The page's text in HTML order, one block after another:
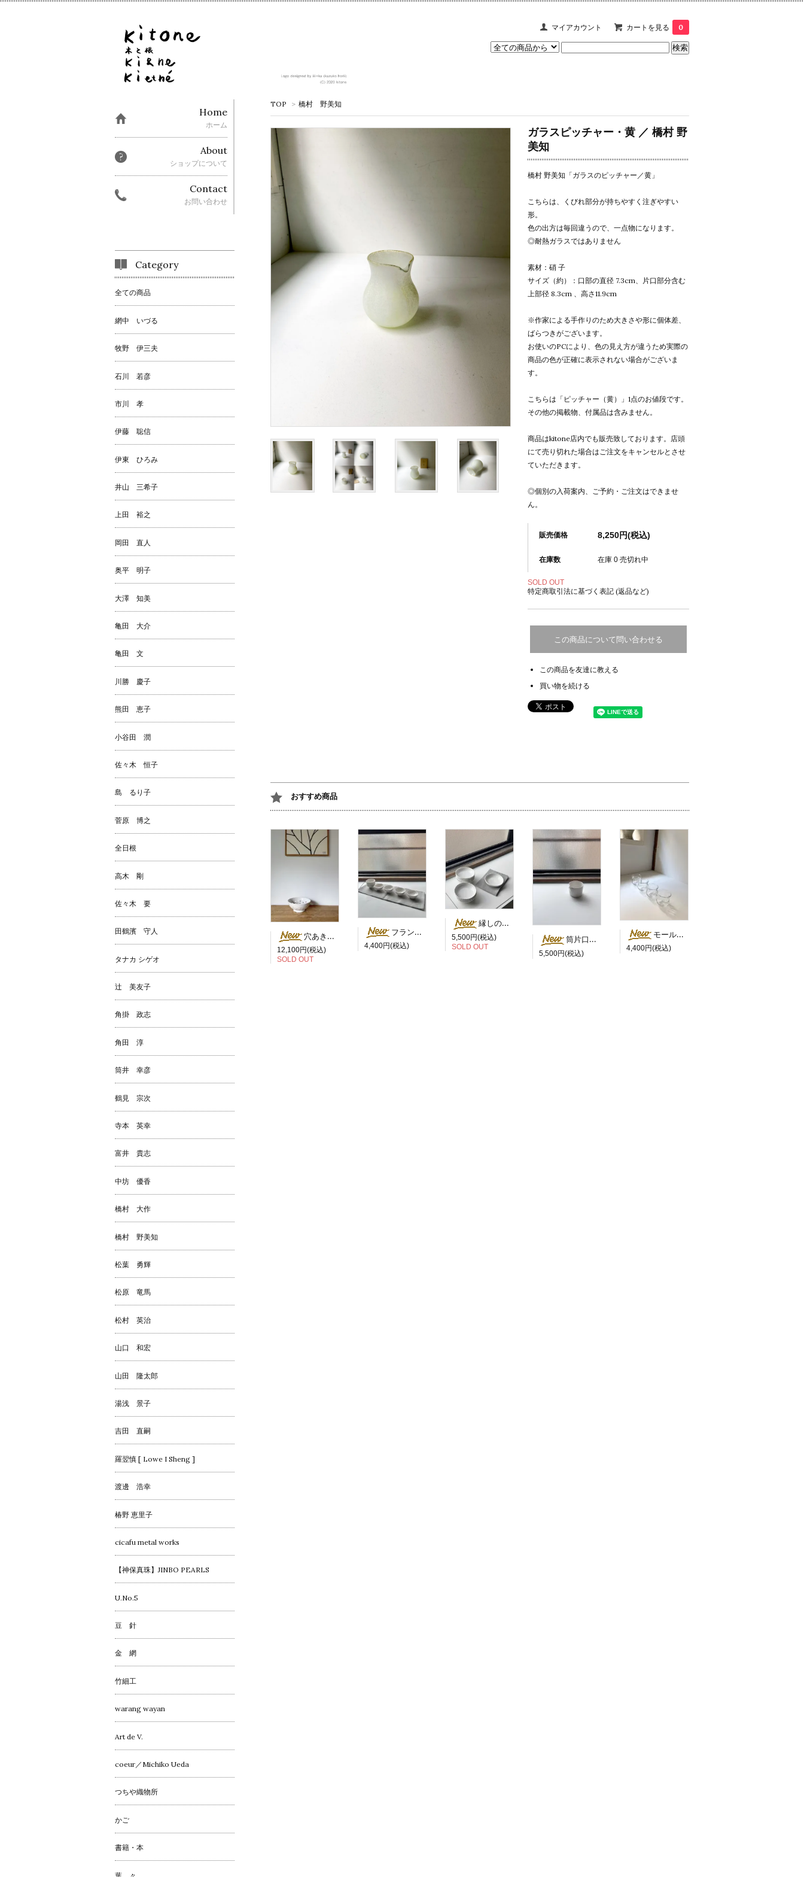
マイアカウント カートを見る 0
TOP > 橋村 野美知
ガラスピッチャー・黄 ／ 橋村 野
美知
橋村 野美知「ガラスのピッチャー／黄」
こちらは、くびれ部分が持ちやすく注ぎやすい
形。
色の出方は毎回違うので、一点物になります。
◎耐熱ガラスではありません
素材：硝 子
サイズ（約）：口部の直径 7.3cm、片口部分含む
上部径 8.3cm 、高さ11.9cm
※作家による手作りのため大きさや形に個体差、
ばらつきがございます。
お使いのPCにより、色の見え方が違うため実際の
商品の色が正確に表示されない場合がございま
す。
こちらは「ピッチャー（黄）」1点のお値段です。
その他の掲載物、付属品は含みません。
商品はkitone店内でも販売致しております。店頭
にて売り切れた場合はご注文をキャンセルとさせ
ていただきます。
◎個別の入荷案内、ご予約・ご注文はできませ
ん。
販売価格 8,250円(税込)
在庫数 在庫 0 売切れ中
SOLD OUT
特定商取引法に基づく表記 (返品など)
この商品について問い合わせる
この商品を友達に教える
買い物を続ける
おすすめ商品
穴あき水切ボウル（コランダー）／岡田直人
12,100円(税込)
SOLD OUT
フランス猪口杯（茶杯） ／ 岡田直人
4,400円(税込)
縁しのぎ浅鉢（なます鉢） ／ 岡田直人
5,500円(税込)
SOLD OUT
筒片口（筒ピッチャー・ショート） ／ 岡田直人
5,500円(税込)
モールド茶杯・縁シルバー／橋村大作
4,400円(税込)
Home
ホーム
About
ショップについて
Contact
お問い合わせ
Category
全ての商品
網中 いづる
牧野 伊三夫
石川 若彦
市川 孝
伊藤 聡信
伊東 ひろみ
井山 三希子
上田 裕之
岡田 直人
奥平 明子
大澤 知美
亀田 大介
亀田 文
川勝 慶子
熊田 恵子
小谷田 潤
佐々木 恒子
島 るり子
菅原 博之
全日根
高木 剛
佐々木 要
田鶴濱 守人
タナカ シゲオ
辻 美友子
角掛 政志
角田 淳
筒井 幸彦
鶴見 宗次
寺本 英幸
富井 貴志
中坊 優香
橋村 大作
橋村 野美知
松葉 勇輝
松原 竜馬
松村 英治
山口 和宏
山田 隆太郎
湯浅 景子
吉田 直嗣
羅翌慎 [ Lowe I Sheng ]
渡邊 浩幸
椿野 恵里子
cicafu metal works
【神保真珠】JINBO PEARLS
U.No.5
豆 針
金 網
竹細工
warang wayan
Art de V.
coeur／Michiko Ueda
つちや織物所
かご
書籍・本